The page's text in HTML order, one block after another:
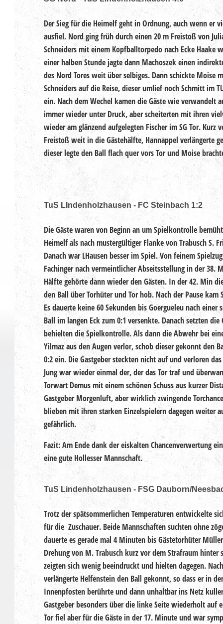
Der Sieg für die Heimelf geht in Ordnung, auch wenn er
ausfiel.Nord ging früh durch einen 20 m Freistoß von
Schneiders mit einem Kopfballtorpedo nach Ecke Haake
einer halben Stunde jagte dann Machoszek einen
des Nord Tores weit über selbiges.Dann schickte Moise
Schneiders auf die Reise, dieser umlief noch Schmitt im
ein. Nach dem Wechel kamen die Gäste wie verwandelt
immer wieder unter Druck, aber scheiterten mit ihren
wieder am glänzend aufgelegten Fischer im SG Tor. Kurz
Freistoß weit in die Gästehälfte, Hannappel verlängerte
dieser legte den Ball flach quer vors Tor und Moise
TuS LIndenholzhausen - FC Steinbach 1:2
Die Gäste waren von Beginn an um Spielkontrolle
Heimelf als nach mustergültiger Flanke von Trabusch S.
Danach war LHausen besser im Spiel. Von feinem
Fachinger nach vermeintlicher Abseitsstellung in der 38.
Hälfte gehörte dann wieder den Gästen. In der 42. Min
den Ball über Torhüter und Tor hob. Nach der Pause kam
Es dauerte keine 60 Sekunden bis Goergueleu nach
Ball im langen Eck zum 0:1 versenkte. Danach setzten die
behielten die Spielkontrolle. Als dann die Abwehr bei
Yilmaz aus den Augen verlor, schob dieser gekonnt den
0:2 ein. Die Gastgeber steckten nicht auf und verloren
Jung war wieder einmal der, der das Tor traf und
Torwart Demus mit einem schönen Schuss aus kurzer
Gastgeber Morgenluft, aber wirklich zwingende
blieben mit ihren starken Einzelspielern dagegen weiter
gefährlich.
Fazit: Am Ende dank der eiskalten Chancenverwertung
eine gute Hollesser Mannschaft.
TuS Lindenholzhausen - FSG Dauborn/
Trotz der spätsommerlichen Temperaturen entwickelte
für die Zuschauer. Beide Mannschaften suchten ohne
dauerte es gerade mal 4 Minuten bis Gästetorhüter
Drehung von M. Trabusch kurz vor dem Strafraum hinter
zeigten sich wenig beeindruckt und hielten dagegen.
verlängerte Helfenstein den Ball gekonnt, so dass er in
Innenpfosten berührte und dann unhaltbar ins Netz
Gastgeber besonders über die linke Seite wiederholt auf
Tor fiel aber für die Gäste in der 17. Minute und war